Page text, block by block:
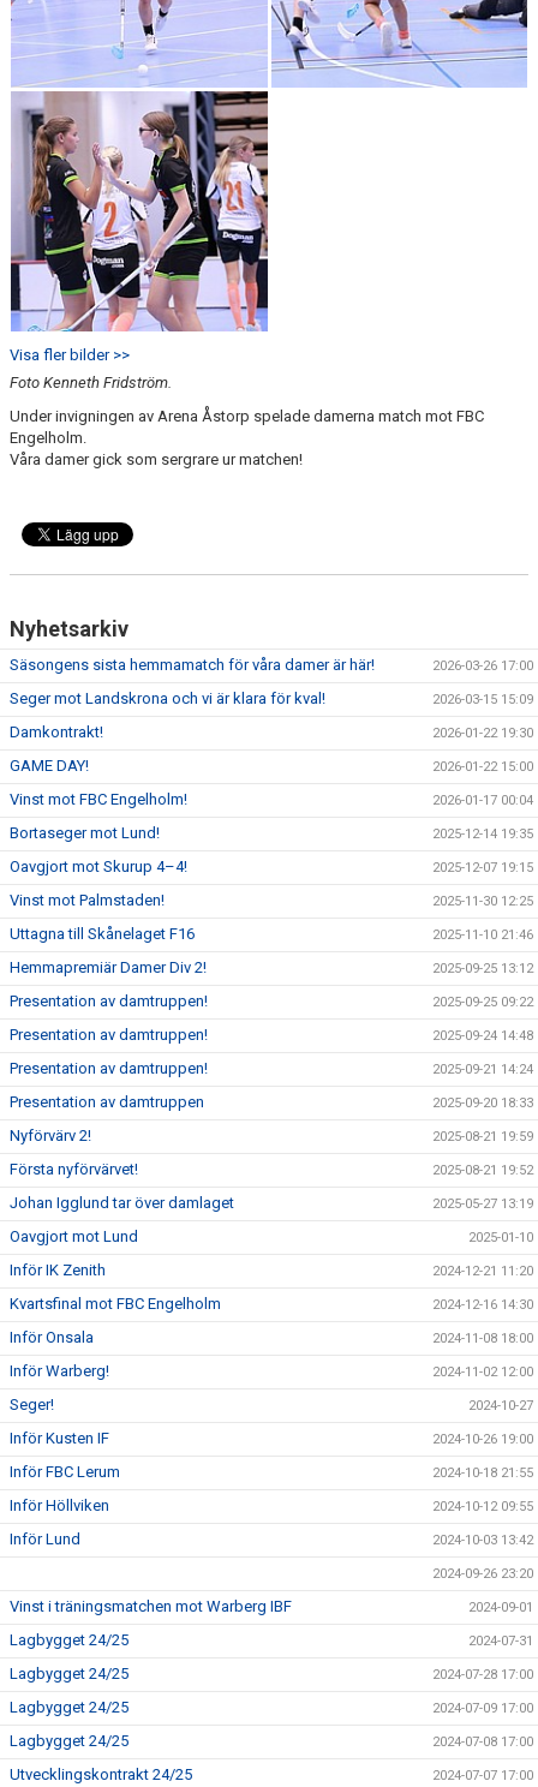
Visa fler bilder >>
Foto Kenneth Fridström.
Under invigningen av Arena Åstorp spelade damerna match mot FBC
Engelholm.
Våra damer gick som sergrare ur matchen!
Nyhetsarkiv
Säsongens sista hemmamatch för våra damer är här! 2026-03-26 17:00
Seger mot Landskrona och vi är klara för kval! 2026-03-15 15:09
Damkontrakt! 2026-01-22 19:30
GAME DAY! 2026-01-22 15:00
Vinst mot FBC Engelholm! 2026-01-17 00:04
Bortaseger mot Lund! 2025-12-14 19:35
Oavgjort mot Skurup 4–4! 2025-12-07 19:15
Vinst mot Palmstaden! 2025-11-30 12:25
Uttagna till Skånelaget F16 2025-11-10 21:46
Hemmapremiär Damer Div 2! 2025-09-25 13:12
Presentation av damtruppen! 2025-09-25 09:22
Presentation av damtruppen! 2025-09-24 14:48
Presentation av damtruppen! 2025-09-21 14:24
Presentation av damtruppen 2025-09-20 18:33
Nyförvärv 2! 2025-08-21 19:59
Första nyförvärvet! 2025-08-21 19:52
Johan Igglund tar över damlaget 2025-05-27 13:19
Oavgjort mot Lund 2025-01-10
Inför IK Zenith 2024-12-21 11:20
Kvartsfinal mot FBC Engelholm 2024-12-16 14:30
Inför Onsala 2024-11-08 18:00
Inför Warberg! 2024-11-02 12:00
Seger! 2024-10-27
Inför Kusten IF 2024-10-26 19:00
Inför FBC Lerum 2024-10-18 21:55
Inför Höllviken 2024-10-12 09:55
Inför Lund 2024-10-03 13:42
2024-09-26 23:20
Vinst i träningsmatchen mot Warberg IBF 2024-09-01
Lagbygget 24/25 2024-07-31
Lagbygget 24/25 2024-07-28 17:00
Lagbygget 24/25 2024-07-09 17:00
Lagbygget 24/25 2024-07-08 17:00
Utvecklingskontrakt 24/25 2024-07-07 17:00